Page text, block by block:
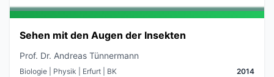
Sehen mit den Augen der Insekten
Prof. Dr. Andreas Tünnermann
Biologie | Physik | Erfurt | BK 2014